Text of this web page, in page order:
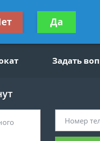
Получите консультацию
бесплатно
Задать
Да